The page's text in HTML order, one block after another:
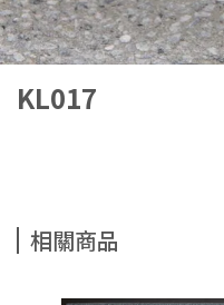
KL017
相關商品